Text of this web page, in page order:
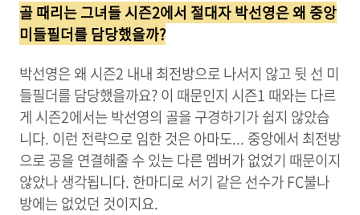
골 때리는 그녀들 시즌2에서 절대자 박선영은 왜 중앙
미들필더를 담당했을까?
박선영은 왜 시즌2 내내 최전방으로 나서지 않고 뒷 선 미
들필더를 담당했을까요? 이 때문인지 시즌1 때와는 다르
게 시즌2에서는 박선영의 골을 구경하기가 쉽지 않았습
니다. 이런 전략으로 임한 것은 아마도... 중앙에서 최전방
으로 공을 연결해줄 수 있는 다른 멤버가 없었기 때문이지
않았나 생각됩니다. 한마디로 서기 같은 선수가 FC불나
방에는 없었던 것이지요.